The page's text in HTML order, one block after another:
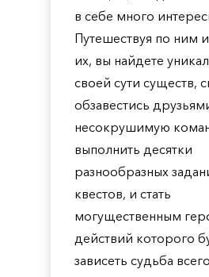
в себе много
Путешествуя по ним
их, вы найдете
своей сути существ,
обзавестись
несокрушимую
выполнить десятки
разнообразных
квестов, и стать
могущественным
действий которого
зависеть судьба